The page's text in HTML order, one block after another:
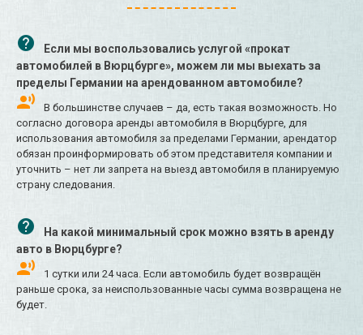
Если мы воспользовались услугой «прокат
автомобилей в Вюрцбурге», можем ли мы выехать за
пределы Германии на арендованном автомобиле?
В большинстве случаев – да, есть такая возможность. Но
согласно договора аренды автомобиля в Вюрцбурге, для
использования автомобиля за пределами Германии, арендатор
обязан проинформировать об этом представителя компании и
уточнить – нет ли запрета на выезд автомобиля в планируемую
страну следования.
На какой минимальный срок можно взять в аренду
авто в Вюрцбурге?
1 сутки или 24 часа. Если автомобиль будет возвращён
раньше срока, за неиспользованные часы сумма возвращена не
будет.